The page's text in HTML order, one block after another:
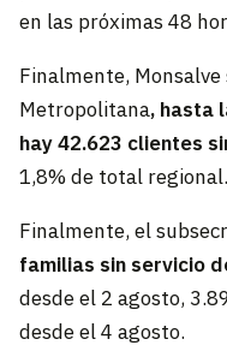
en las próximas 48
Finalmente,
Metropolitana, hasta
hay 42.623 clientes
1,8% de total regional.
Finalmente, el
familias sin servicio
desde el 2 agosto,
desde el 4 agosto.